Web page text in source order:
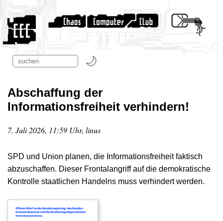
Abschaffung der
Informationsfreiheit verhindern!
7. Juli 2026, 11:59 Uhr, linus
SPD und Union planen, die Informationsfreiheit faktisch
abzuschaffen. Dieser Frontalangriff auf die demokratische
Kontrolle staatlichen Handelns muss verhindert werden.